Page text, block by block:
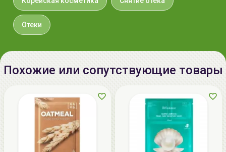
Импортер в
Беларусь:
Отеки
Похожие или сопутствующие товары